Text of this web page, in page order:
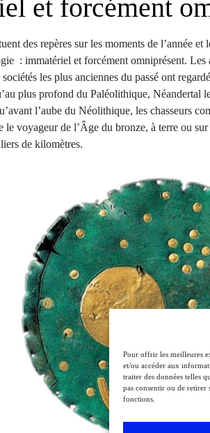
Pour offrir les meilleures
et/ou accéder aux
traiter des données telles
pas consentir ou de retirer
fonctions.
et forcément
des repères sur les moments de l’année
: immatériel et forcément omniprésent.
les plus anciennes du passé ont
plus profond du Paléolithique, Néandertal
l’aube du Néolithique, les chasseurs
le voyageur de l’Âge du bronze, à terre ou
de kilomètres.